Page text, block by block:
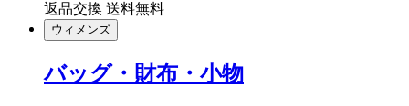
返品交換 送料無料
ウィメンズ
バッグ・財布・小物